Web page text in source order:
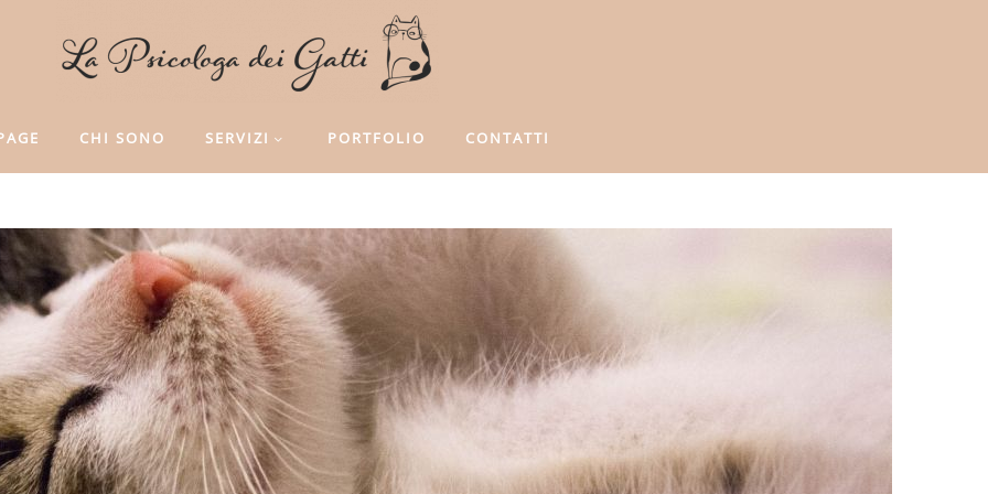
CHI SONO SERVIZI PORTFOLIO CONTATTI